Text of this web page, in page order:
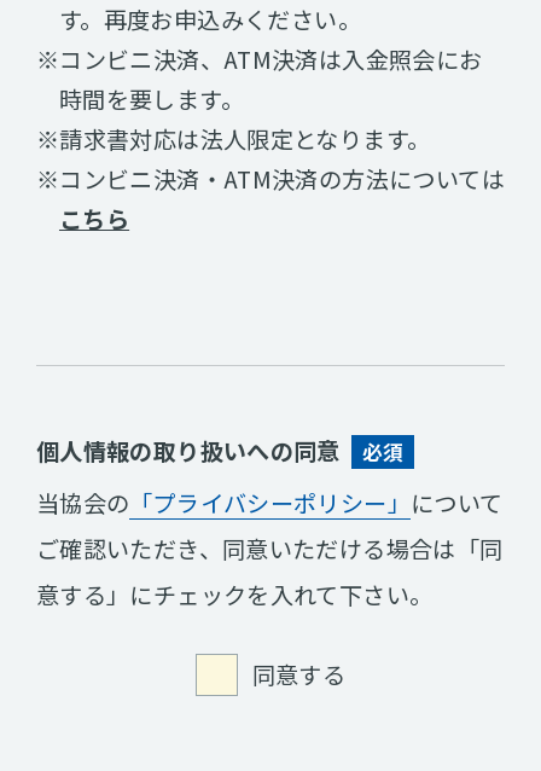
す。再度お申込みください。
※コンビニ決済、ATM決済は入金照会にお
時間を要します。
※請求書対応は法人限定となります。
※コンビニ決済・ATM決済の方法については
こちら
個人情報の取り扱いへの同意 必須
当協会の 「プライバシーポリシー」 について
ご確認いただき、同意いただける場合は「同
意する」にチェックを入れて下さい。
同意する